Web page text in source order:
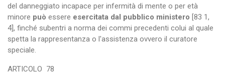
del danneggiato incapace per infermità di mente o per età
minore può essere esercitata dal pubblico ministero [83 1,
4], finché subentri a norma dei commi precedenti colui al quale
spetta la rappresentanza o l'assistenza ovvero il curatore
speciale.
ARTICOLO 78